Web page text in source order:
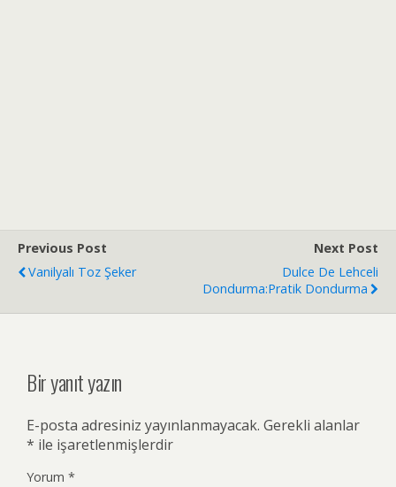
Previous Post
Vanilyalı Toz Şeker
Next Post
Dulce De Lehceli
Dondurma:Pratik Dondurma
Bir yanıt yazın
E-posta adresiniz yayınlanmayacak. Gerekli alanlar
* ile işaretlenmişlerdir
Yorum *